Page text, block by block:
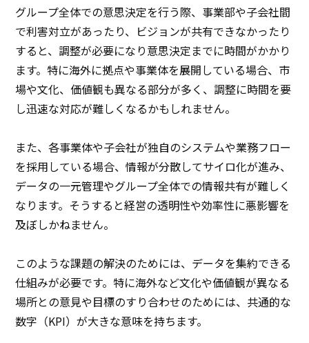
グループ全体での意思決定を行う際、事業部や子会社間
で利害対立があったり、ビジョンが共有できなかったり
すると、調整が必要になり意思決定までに時間がかかり
ます。特に海外に拠点や事業体を展開している場合、市
場や文化、価値観も異なる部分が多く、調整に時間を要
し迅速な対応が難しくなるかもしれません。
また、各事業体や子会社が独自のシステムや業務フロー
を採用している場合、情報が分散してサイロ化が進み、
データの一元管理やグループ全体での情報共有が難しく
なります。そうすると経営の透明性や効率性に悪影響を
及ぼしかねません。
このような課題の解決のためには、データを集約できる
仕組みが必要です。特に海外など文化や価値観が異なる
場所との意見や目標のすり合わせのためには、共通的な
数字（KPI）が大きな意味を持ちます。